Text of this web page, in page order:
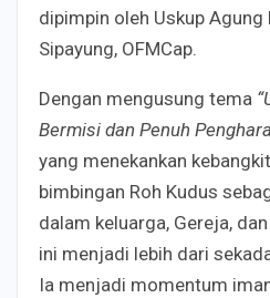
dipimpin oleh Uskup Agung
Sipayung, OFMCap.
Dengan mengusung tema
Bermisi dan Penuh
yang menekankan
bimbingan Roh Kudus
dalam keluarga, Gereja,
ini menjadi lebih dari
Ia menjadi momentum